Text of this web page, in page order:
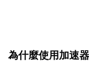
為什麼使用加速器